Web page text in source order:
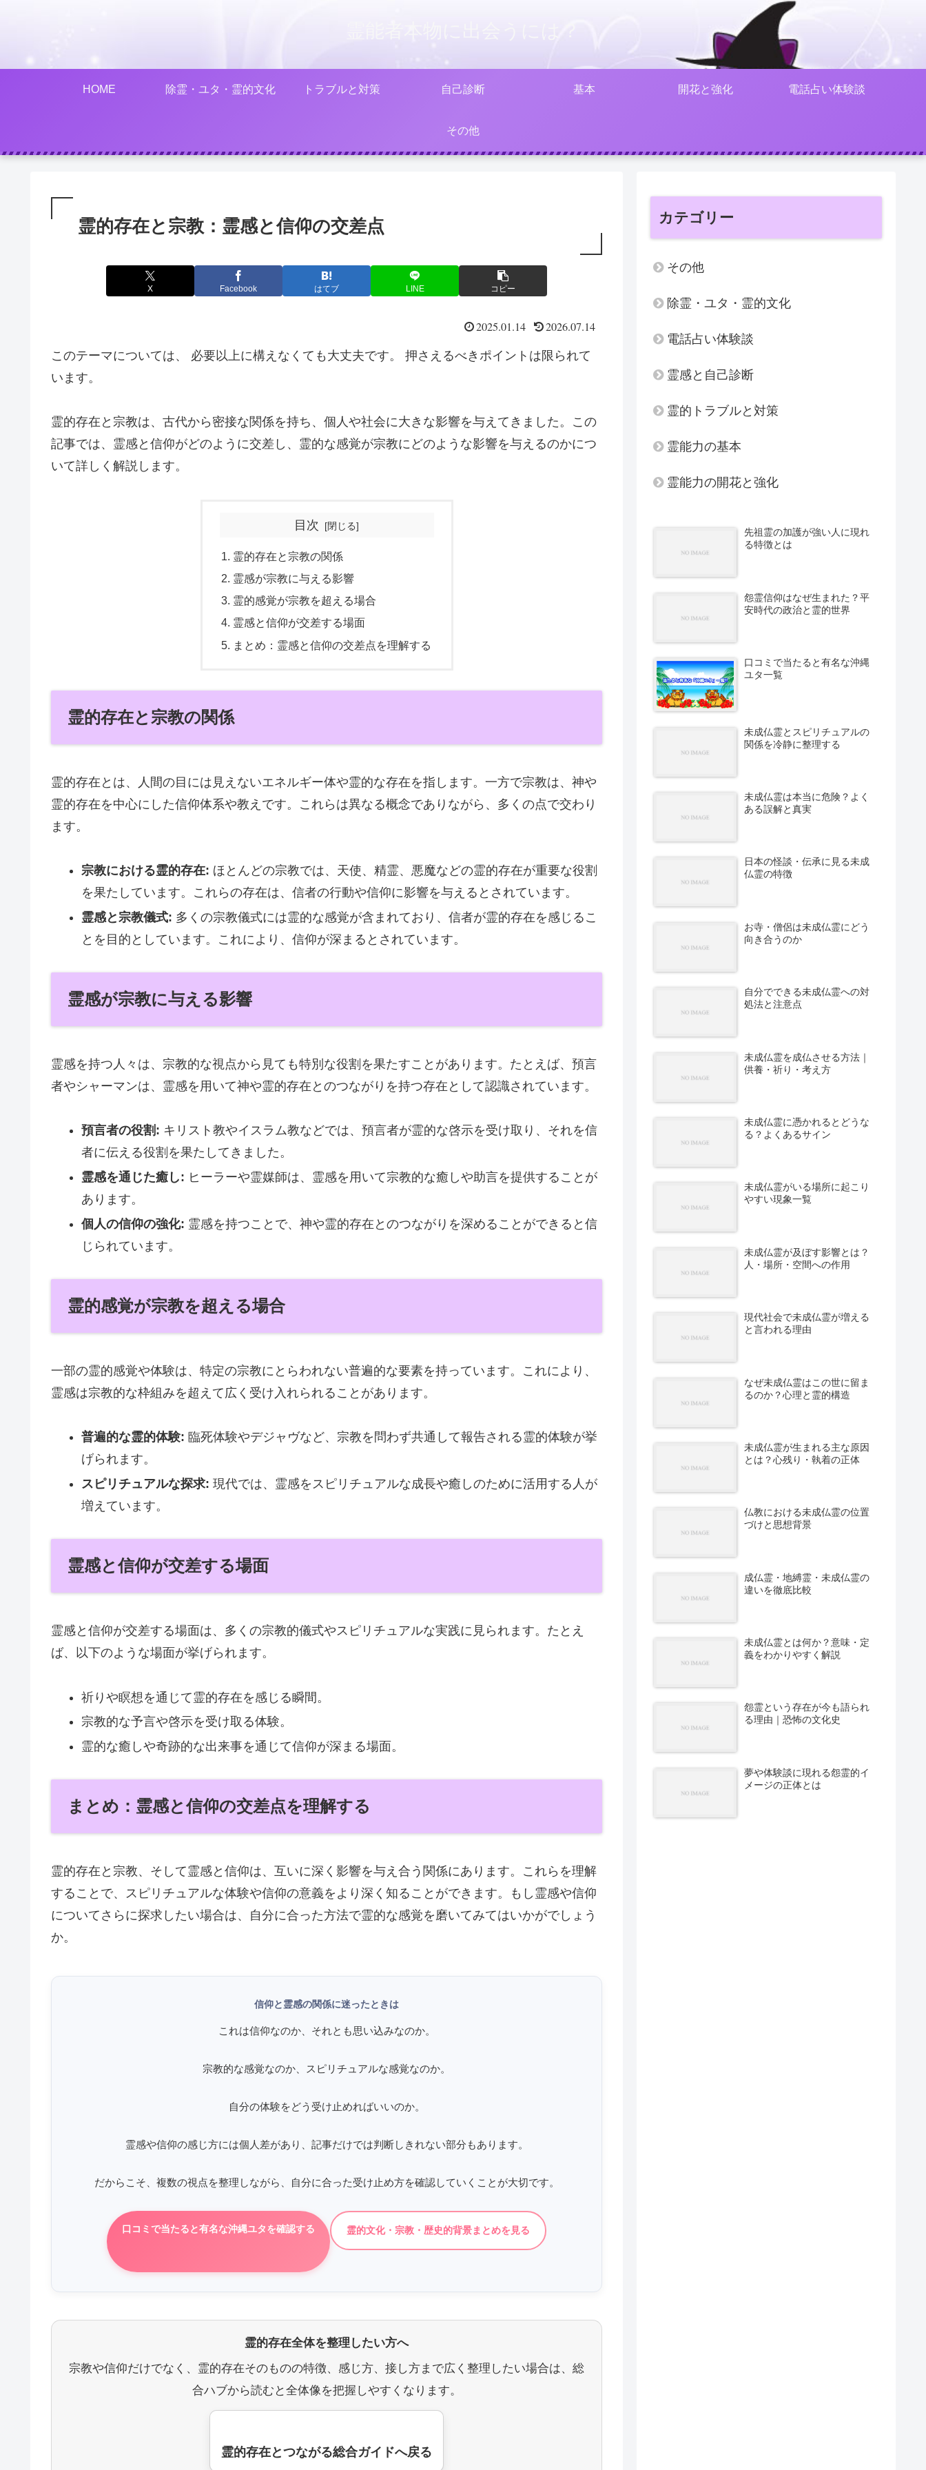
HOME 除霊・ユタ・霊的文化 トラブルと対策 自己診断 基本 開花と強化 電話占い体験談
その他
霊的存在と宗教：霊感と信仰の交差点
X Facebook はてブ LINE コピー
2025.01.14 2026.07.14
このテーマについては、 必要以上に構えなくても大丈夫です。 押さえるべきポイントは限られて
います。
霊的存在と宗教は、古代から密接な関係を持ち、個人や社会に大きな影響を与えてきました。この
記事では、霊感と信仰がどのように交差し、霊的な感覚が宗教にどのような影響を与えるのかにつ
いて詳しく解説します。
目次
霊的存在と宗教の関係
霊感が宗教に与える影響
霊的感覚が宗教を超える場合
霊感と信仰が交差する場面
まとめ：霊感と信仰の交差点を理解する
霊的存在と宗教の関係
霊的存在とは、人間の目には見えないエネルギー体や霊的な存在を指します。一方で宗教は、神や
霊的存在を中心にした信仰体系や教えです。これらは異なる概念でありながら、多くの点で交わり
ます。
宗教における霊的存在: ほとんどの宗教では、天使、精霊、悪魔などの霊的存在が重要な役割
を果たしています。これらの存在は、信者の行動や信仰に影響を与えるとされています。
霊感と宗教儀式: 多くの宗教儀式には霊的な感覚が含まれており、信者が霊的存在を感じるこ
とを目的としています。これにより、信仰が深まるとされています。
霊感が宗教に与える影響
霊感を持つ人々は、宗教的な視点から見ても特別な役割を果たすことがあります。たとえば、預言
者やシャーマンは、霊感を用いて神や霊的存在とのつながりを持つ存在として認識されています。
預言者の役割: キリスト教やイスラム教などでは、預言者が霊的な啓示を受け取り、それを信
者に伝える役割を果たしてきました。
霊感を通じた癒し: ヒーラーや霊媒師は、霊感を用いて宗教的な癒しや助言を提供することが
あります。
個人の信仰の強化: 霊感を持つことで、神や霊的存在とのつながりを深めることができると信
じられています。
霊的感覚が宗教を超える場合
一部の霊的感覚や体験は、特定の宗教にとらわれない普遍的な要素を持っています。これにより、
霊感は宗教的な枠組みを超えて広く受け入れられることがあります。
普遍的な霊的体験: 臨死体験やデジャヴなど、宗教を問わず共通して報告される霊的体験が挙
げられます。
スピリチュアルな探求: 現代では、霊感をスピリチュアルな成長や癒しのために活用する人が
増えています。
霊感と信仰が交差する場面
霊感と信仰が交差する場面は、多くの宗教的儀式やスピリチュアルな実践に見られます。たとえ
ば、以下のような場面が挙げられます。
祈りや瞑想を通じて霊的存在を感じる瞬間。
宗教的な予言や啓示を受け取る体験。
霊的な癒しや奇跡的な出来事を通じて信仰が深まる場面。
まとめ：霊感と信仰の交差点を理解する
霊的存在と宗教、そして霊感と信仰は、互いに深く影響を与え合う関係にあります。これらを理解
することで、スピリチュアルな体験や信仰の意義をより深く知ることができます。もし霊感や信仰
についてさらに探求したい場合は、自分に合った方法で霊的な感覚を磨いてみてはいかがでしょう
か。
信仰と霊感の関係に迷ったときは
これは信仰なのか、それとも思い込みなのか。
宗教的な感覚なのか、スピリチュアルな感覚なのか。
自分の体験をどう受け止めればいいのか。
霊感や信仰の感じ方には個人差があり、記事だけでは判断しきれない部分もあります。
だからこそ、複数の視点を整理しながら、自分に合った受け止め方を確認していくことが大切です。
口コミで当たると有名な沖縄ユタを確認する 霊的文化・宗教・歴史的背景まとめを見る
霊的存在全体を整理したい方へ
宗教や信仰だけでなく、霊的存在そのものの特徴、感じ方、接し方まで広く整理したい場合は、総
合ハブから読むと全体像を把握しやすくなります。
霊的存在とつながる総合ガイドへ戻る
カテゴリー
その他
除霊・ユタ・霊的文化
電話占い体験談
霊感と自己診断
霊的トラブルと対策
霊能力の基本
霊能力の開花と強化
先祖霊の加護が強い人に現れ
る特徴とは
怨霊信仰はなぜ生まれた？平
安時代の政治と霊的世界
口コミで当たると有名な沖縄
ユタ一覧
未成仏霊とスピリチュアルの
関係を冷静に整理する
未成仏霊は本当に危険？よく
ある誤解と真実
日本の怪談・伝承に見る未成
仏霊の特徴
お寺・僧侶は未成仏霊にどう
向き合うのか
自分でできる未成仏霊への対
処法と注意点
未成仏霊を成仏させる方法｜
供養・祈り・考え方
未成仏霊に憑かれるとどうな
る？よくあるサイン
未成仏霊がいる場所に起こり
やすい現象一覧
未成仏霊が及ぼす影響とは？
人・場所・空間への作用
現代社会で未成仏霊が増える
と言われる理由
なぜ未成仏霊はこの世に留ま
るのか？心理と霊的構造
未成仏霊が生まれる主な原因
とは？心残り・執着の正体
仏教における未成仏霊の位置
づけと思想背景
成仏霊・地縛霊・未成仏霊の
違いを徹底比較
未成仏霊とは何か？意味・定
義をわかりやすく解説
怨霊という存在が今も語られ
る理由｜恐怖の文化史
夢や体験談に現れる怨霊的イ
メージの正体とは